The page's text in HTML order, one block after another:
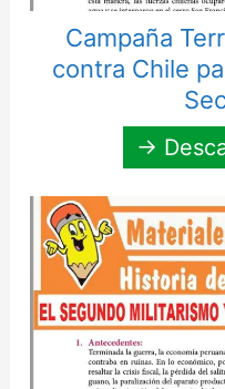
Campaña
contra Chile
→